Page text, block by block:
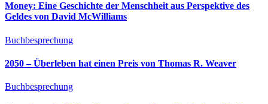
Money: Eine Geschichte der Menschheit aus Perspektive des
Geldes von David McWilliams
Buchbesprechung
2050 – Überleben hat einen Preis von Thomas R. Weaver
Buchbesprechung